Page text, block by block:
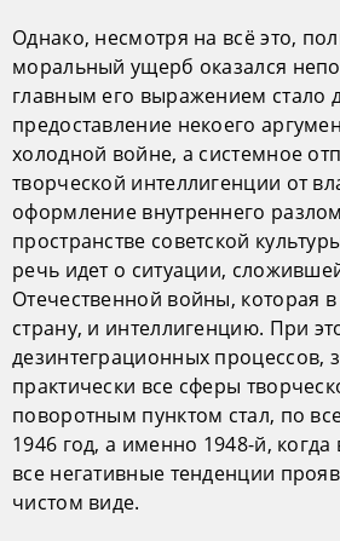
Однако, несмотря на всё это,
моральный ущерб оказался
главным его выражением стало
предоставление некоего
холодной войне, а системное
творческой интеллигенции от
оформление внутреннего
пространстве советской
речь идет о ситуации,
Отечественной войны, которая
страну, и интеллигенцию. При
дезинтеграционных процессов,
практически все сферы
поворотным пунктом стал, по
1946 год, а именно 1948-й, когда
все негативные тенденции
чистом виде.